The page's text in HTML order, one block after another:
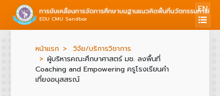
การขับเคลื่อนการจัดการศึกษาบนฐานแนวคิดพื้นที่นวัตกรรมการศึก
EDU CMU Sandbox
EN
หน้าแรก
วิจัย/บริการวิชาการ
ผู้บริหารคณะศึกษาศาสตร์ มช. ลงพื้นที่
Coaching and Empowering ครูโรงเรียนคำ
เที่ยงอนุสสรณ์